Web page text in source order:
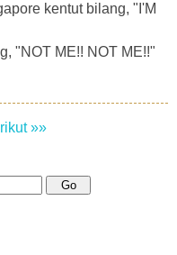
kentut bilang, "I'M
"NOT ME!! NOT ME!!"
»»